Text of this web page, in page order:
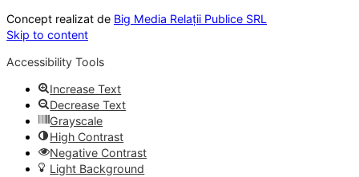
Concept realizat de Big Media Relații Publice SRL
Skip to content
Accessibility Tools
Increase Text
Decrease Text
Grayscale
High Contrast
Negative Contrast
Light Background